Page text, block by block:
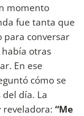
momento
fue tanta que
para conversar
otras
En ese
cómo se
día. La
“Me